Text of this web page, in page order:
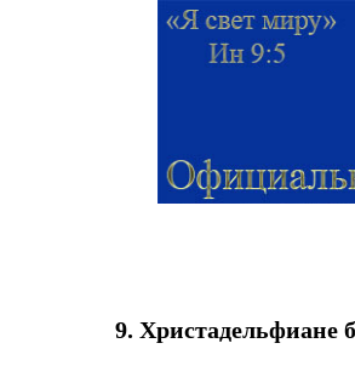
9. Христадельфиане